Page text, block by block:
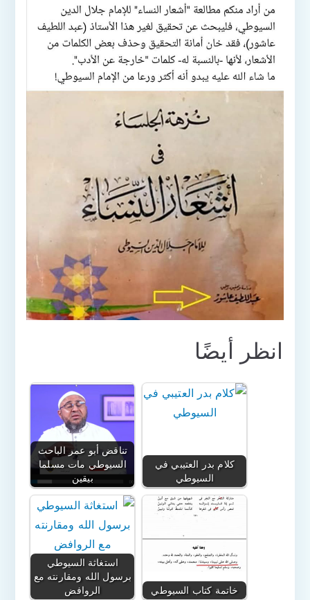
انظر أيضًا
تناقض أبو عمر الباحث
السيوطي مات مسلما
بيقين
كلام بدر العتيبي في
السيوطي
استغاثة السيوطي
برسول الله ومقارنته مع
الروافض
خاتمة كتاب السيوطي